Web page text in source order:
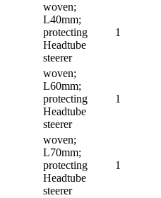
woven;
L40mm;
protecting
Headtube
steerer
1
woven;
L60mm;
protecting
Headtube
steerer
1
woven;
L70mm;
protecting
Headtube
steerer
1